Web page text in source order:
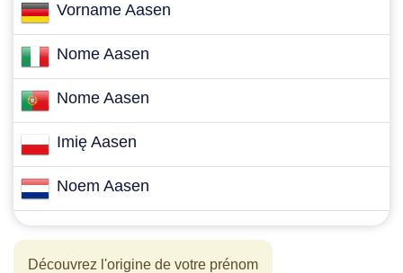
Vorname Aasen
Nome Aasen
Nome Aasen
Imię Aasen
Noem Aasen
Découvrez l'origine de votre prénom